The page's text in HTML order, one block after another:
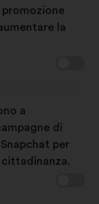
promozione
la
a
di
per